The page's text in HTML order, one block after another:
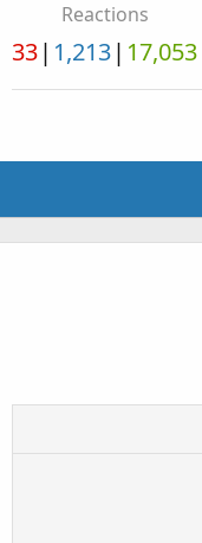
Reactions
17,053
1,213
33